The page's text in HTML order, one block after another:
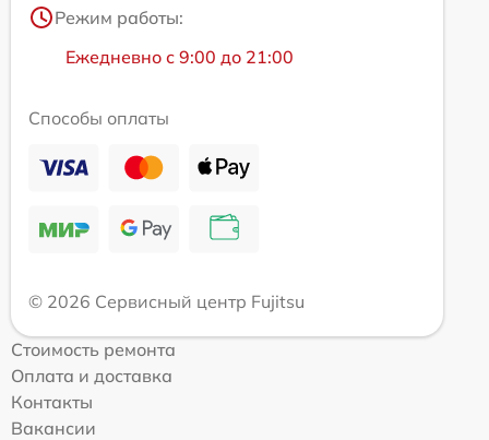
Режим работы:
Ежедневно с 9:00 до 21:00
Способы оплаты
© 2026 Сервисный центр Fujitsu
Стоимость ремонта
Оплата и доставка
Контакты
Вакансии